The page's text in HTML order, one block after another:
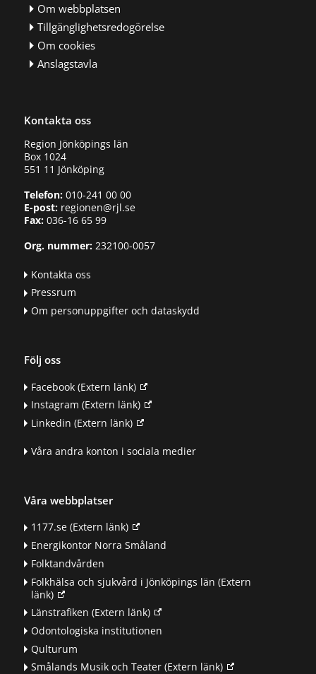
Om webbplatsen
Tillgänglighetsredogörelse
Om cookies
Anslagstavla
Kontakta oss
Region Jönköpings län
Box 1024
551 11 Jönköping
Telefon:010-241 00 00
E-post:regionen@rjl.se
Fax: 036-16 65 99
Org. nummer:232100-0057
Kontakta oss
Pressrum
Om personuppgifter och dataskydd
Följ oss
Facebook(Extern länk)
Instagram (Extern länk)
Linkedin (Extern länk)
Våra andra konton i sociala medier
Våra webbplatser
1177.se(Extern länk)
Energikontor Norra Småland
Folktandvården
Folkhälsa och sjukvård i Jönköpings län (Extern
länk)
Länstrafiken (Extern länk)
Odontologiska institutionen
Qulturum
Smålands Musik och Teater(Extern länk)